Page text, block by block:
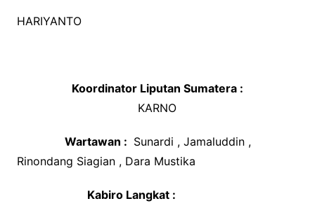
HARIYANTO
Koordinator Liputan Sumatera :
KARNO
Wartawan : Sunardi , Jamaluddin ,
Rinondang Siagian , Dara Mustika
Kabiro Langkat :